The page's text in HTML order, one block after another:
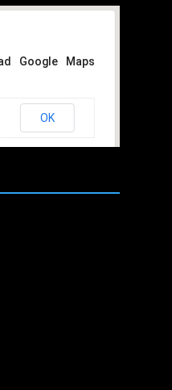
Google Maps
OK